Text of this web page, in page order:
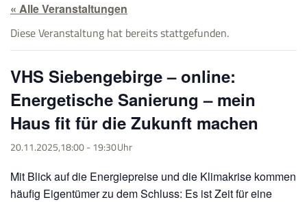
« Alle Veranstaltungen
Diese Veranstaltung hat bereits stattgefunden.
VHS Siebengebirge – online:
Energetische Sanierung – mein
Haus fit für die Zukunft machen
20.11.2025,18:00- 19:30
Mit Blick auf die Energiepreise und die Klimakrise kommen
häufig Eigentümer zu dem Schluss: Es ist Zeit für eine